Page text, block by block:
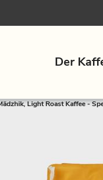
Der
Light Roast Kaffee -